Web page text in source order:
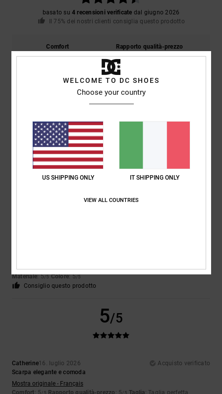
basato su4 recensioni verificate dal giugno 2026
Il 75% dei nostri clienti consiglia questo prodotto
Comfort
4.8
Rapporto qualità-prezzo
4.8
Colore
Materiale: 5/5 Colore: 5/5
Consiglio questo prodotto
5/5
Catherine16. luglio 2026
Acquisto verificato
Scarpa elegante e comoda
Mostra originale - Français
Comfort: 5/5 Rapporto qualità-prezzo : 5/5 Taglia: Taglia perfetta
WELCOME TO DC SHOES
Choose your country
US SHIPPING ONLY IT SHIPPING ONLY
VIEW ALL COUNTRIES